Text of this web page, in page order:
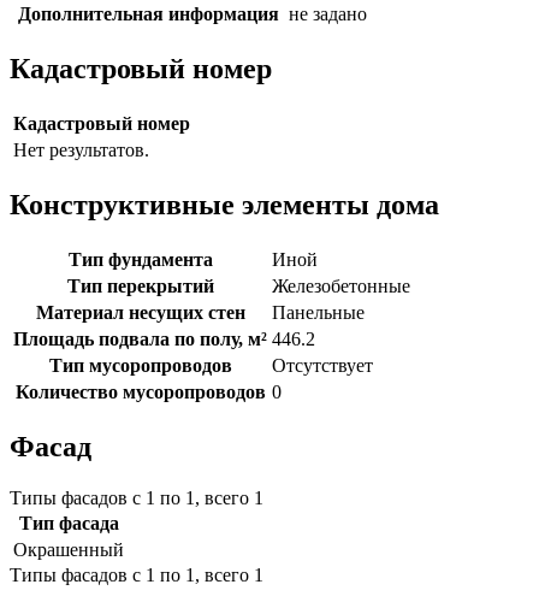
Дополнительная информация не задано
Кадастровый номер
Кадастровый номер
Нет результатов.
Конструктивные элементы дома
Тип фундамента
Иной
Тип перекрытий
Железобетонные
Материал несущих стен
Панельные
Площадь подвала по полу, м² 446.2
Тип мусоропроводов
Отсутствует
Количество мусоропроводов 0
Фасад
Типы фасадов с 1 по 1, всего 1
Тип фасада
Окрашенный
Типы фасадов с 1 по 1, всего 1